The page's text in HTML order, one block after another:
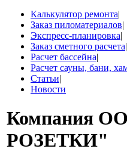
Калькулятор ремонта|
Заказ пиломатериалов|
Экспресс-планировка|
Заказ сметного расчета|
Расчет бассейна|
Расчет сауны, бани,
Статьи|
Новости
Компания
РОЗЕТКИ"